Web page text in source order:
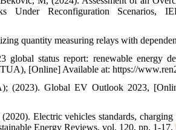
Under Reconfiguration Scenarios,
quantity measuring relays with
global status report: renewable energy
[Online] Available at: https://
(2023). Global EV Outlook 2023,
Electric vehicles standards,
Energy Reviews, vol. 120, pp. 1-17.